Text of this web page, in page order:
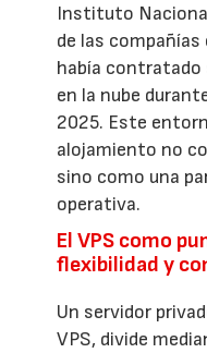
Instituto
de las
había contratado
en la nube
2025. Este
alojamiento no
sino como una
operativa.
El VPS como
flexibilidad y
Un servidor
VPS, divide